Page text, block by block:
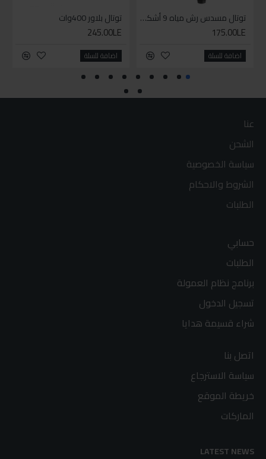
توتال مسدس رش مياه 9 أشكال
175.00LE
اضافة للسلة
توتال بلاور 400وات
245.00LE
اضافة للسلة
عنا
الشحن
سياسة الخصوصية
الشروط والاحكام
الطلبات
حسابي
الطلبات
برنامج نظام العمولة
تسجيل الدخول
شراء قسيمة هدايا
اتصل بنا
سياسة الاسترجاع
خريطة الموقع
الماركات
LATEST NEWS